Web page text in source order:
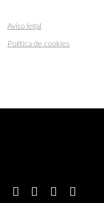
Aviso legal
Política de cookies